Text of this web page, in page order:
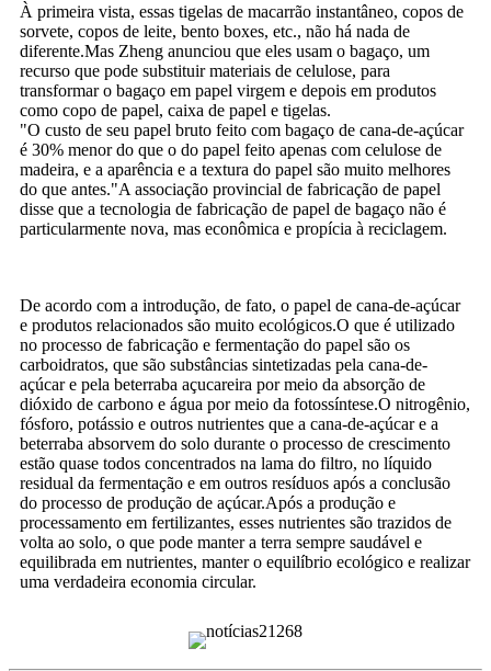
À primeira vista, essas tigelas de macarrão instantâneo, copos de
sorvete, copos de leite, bento boxes, etc., não há nada de
diferente.Mas Zheng anunciou que eles usam o bagaço, um
recurso que pode substituir materiais de celulose, para
transformar o bagaço em papel virgem e depois em produtos
como copo de papel, caixa de papel e tigelas.
"O custo de seu papel bruto feito com bagaço de cana-de-açúcar
é 30% menor do que o do papel feito apenas com celulose de
madeira, e a aparência e a textura do papel são muito melhores
do que antes."A associação provincial de fabricação de papel
disse que a tecnologia de fabricação de papel de bagaço não é
particularmente nova, mas econômica e propícia à reciclagem.
De acordo com a introdução, de fato, o papel de cana-de-açúcar
e produtos relacionados são muito ecológicos.O que é utilizado
no processo de fabricação e fermentação do papel são os
carboidratos, que são substâncias sintetizadas pela cana-de-
açúcar e pela beterraba açucareira por meio da absorção de
dióxido de carbono e água por meio da fotossíntese.O nitrogênio,
fósforo, potássio e outros nutrientes que a cana-de-açúcar e a
beterraba absorvem do solo durante o processo de crescimento
estão quase todos concentrados na lama do filtro, no líquido
residual da fermentação e em outros resíduos após a conclusão
do processo de produção de açúcar.Após a produção e
processamento em fertilizantes, esses nutrientes são trazidos de
volta ao solo, o que pode manter a terra sempre saudável e
equilibrada em nutrientes, manter o equilíbrio ecológico e realizar
uma verdadeira economia circular.